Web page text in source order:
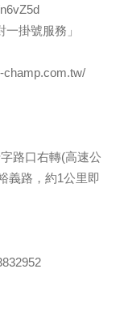
掛號服務」
champ.com.tw/
路口右轉(高速公
義路，約1公里即